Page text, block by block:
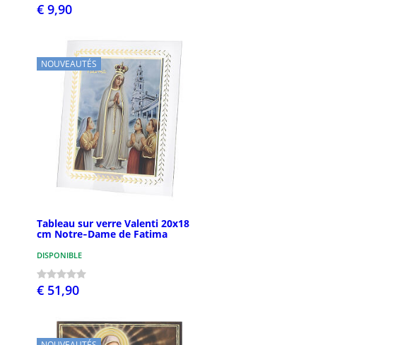
€ 9,90
NOUVEAUTÉS
Tableau sur verre Valenti 20x18
cm Notre‑Dame de Fatima
DISPONIBLE
€ 51,90